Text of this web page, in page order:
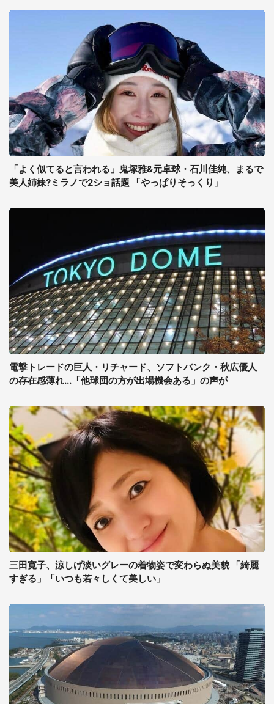
「よく似てると言われる」鬼塚雅&元卓球・石川佳純、まるで
美人姉妹?ミラノで2ショ話題 「やっぱりそっくり」
電撃トレードの巨人・リチャード、ソフトバンク・秋広優人
の存在感薄れ...「他球団の方が出場機会ある」の声が
三田寛子、涼しげ淡いグレーの着物姿で変わらぬ美貌 「綺麗
すぎる」「いつも若々しくて美しい」